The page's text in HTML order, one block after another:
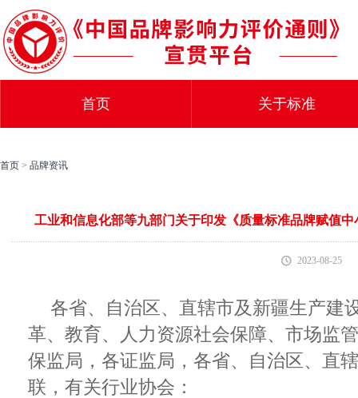
首页 关于标准
首页 > 品牌资讯
工业和信息化部等九部门关于印发《质量标准品牌赋值
2023-08-25
各省、自治区、直辖市及新疆生产建
革、教育、人力资源社会保障、市场监
保监局，各证监局，各省、自治区、直
联，有关行业协会：